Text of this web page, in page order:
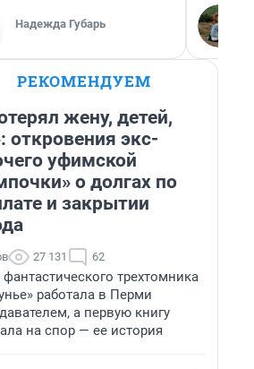
Надежда Губарь
РЕКОМЕНДУЕМ
жену, детей,
откровения экс-
уфимской
о долгах по
и закрытии
27 131 62
трехтомника
работала в Перми
а первую книгу
на спор — ее история